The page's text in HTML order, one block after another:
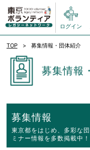
ログイン
TOP 募集情報・団体紹介
募集情報
募集情報
東京都をはじめ、多彩な
ミナー情報を多数掲載中！